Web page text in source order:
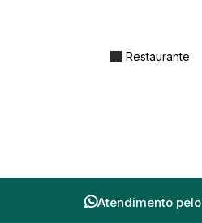
Restaurante
Atendimento pelo